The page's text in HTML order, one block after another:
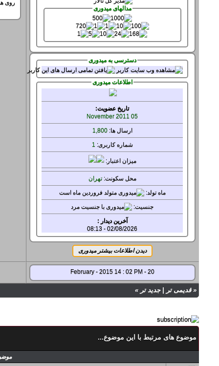
مدالهای میدوری
دسترسی به میدوری
اطلاعات میدوری
تاریخ عضویت:
05 November 2011
ارسال ها:1,800
شماره کاربری: 1
میزاناعتبار:
محل سکونت:تهران
ماه تولد:
جنسيت:
آخرین دیدار :
02/08/2026 - 08:13
روی
20 - February - 2015 14 : 02 PM
«قدیمی تر |جدید تر »
موضوع های مرتبط با این موضوع...